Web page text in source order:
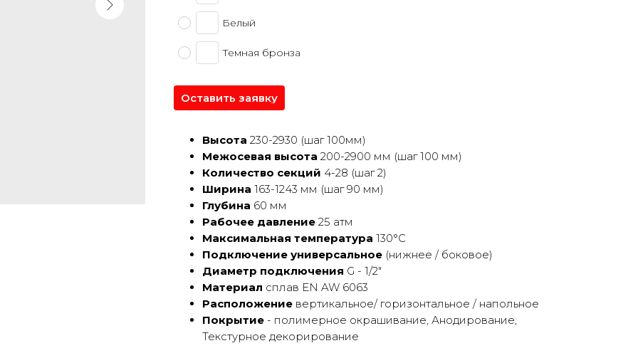
Белый
Темная бронза
Оставить заявку
Высота 230-2930 (шаг 100мм)
Межосевая высота 200-2900 мм (шаг 100 мм)
Количество секций 4-28 (шаг 2)
Ширина 163-1243 мм (шаг 90 мм)
Глубина 60 мм
Рабочее давление 25 атм
Максимальная температура 130°С
Подключение универсальное (нижнеe / бoкoвoе)
Диаметр подключения G - 1/2"
Материал сплав EN AW 6063
Расположение вертикальное/ горизонтальное / напольное
Покрытие - полимерное окрашивание, Анодирование,
Текстурное декорирование